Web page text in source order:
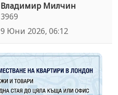
Владимир Милчин
3969
9 Юни 2026, 06:12